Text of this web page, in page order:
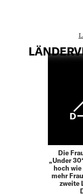
Die
„Under
hoch wie
mehr
zweite